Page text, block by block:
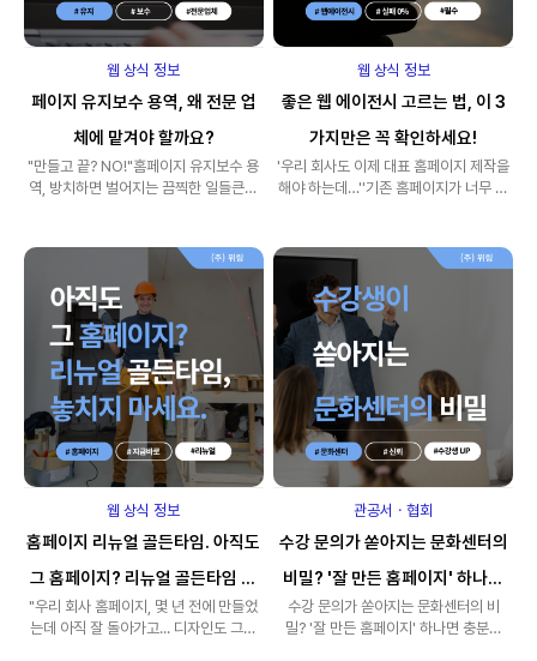
웹 상식 정보
페이지 유지보수 용역, 왜 전문 업
체에 맡겨야 할까요?
"만들고 끝? NO!"홈페이지 유지보수 용
역, 방치하면 벌어지는 끔찍한 일들큰맘
웹 상식 정보
좋은 웹 에이전시 고르는 법, 이 3
가지만은 꼭 확인하세요!
'우리 회사도 이제 대표 홈페이지 제작을
해야 하는데…''기존 홈페이지가 너무 낡
웹 상식 정보
홈페이지 리뉴얼 골든타임. 아직도
그 홈페이지? 리뉴얼 골든타임 놓
치지 마세요.
"우리 회사 홈페이지, 몇 년 전에 만들었
는데 아직 잘 돌아가고... 디자인도 그럭
관공서ㆍ협회
수강 문의가 쏟아지는 문화센터의
비밀? '잘 만든 홈페이지' 하나면
충분해요!
수강 문의가 쏟아지는 문화센터의 비
밀? '잘 만든 홈페이지' 하나면 충분해